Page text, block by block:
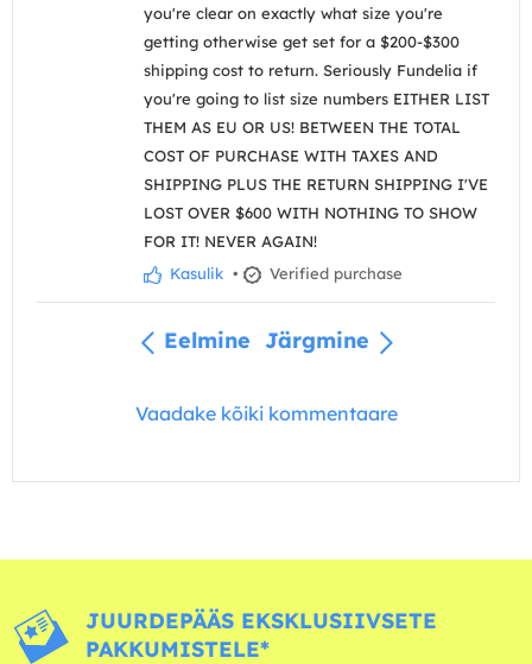
you're clear on exactly what size you're
getting otherwise get set for a $200-$300
shipping cost to return. Seriously Fundelia if
you're going to list size numbers EITHER LIST
THEM AS EU OR US! BETWEEN THE TOTAL
COST OF PURCHASE WITH TAXES AND
SHIPPING PLUS THE RETURN SHIPPING I'VE
LOST OVER $600 WITH NOTHING TO SHOW
FOR IT! NEVER AGAIN!
Kasulik • Verified purchase
Eelmine Järgmine
Vaadake kõiki kommentaare
JUURDEPÄÄS EKSKLUSIIVSETE
PAKKUMISTELE*